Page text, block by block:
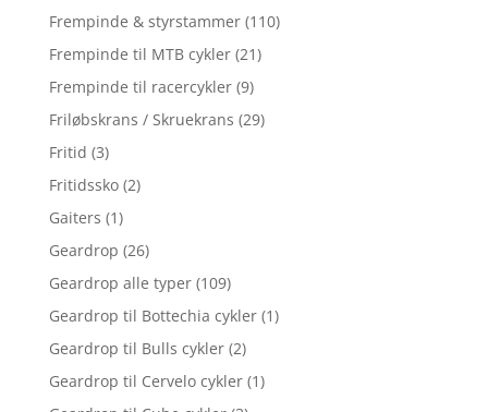
Frempinde & styrstammer (110)
Frempinde til MTB cykler (21)
Frempinde til racercykler (9)
Friløbskrans / Skruekrans (29)
Fritid (3)
Fritidssko (2)
Gaiters (1)
Geardrop (26)
Geardrop alle typer (109)
Geardrop til Bottechia cykler (1)
Geardrop til Bulls cykler (2)
Geardrop til Cervelo cykler (1)